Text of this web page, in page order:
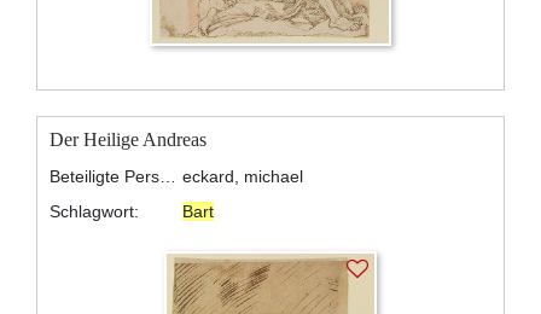
Der Heilige Andreas
eckard, michael
Schlagwort:
Bart